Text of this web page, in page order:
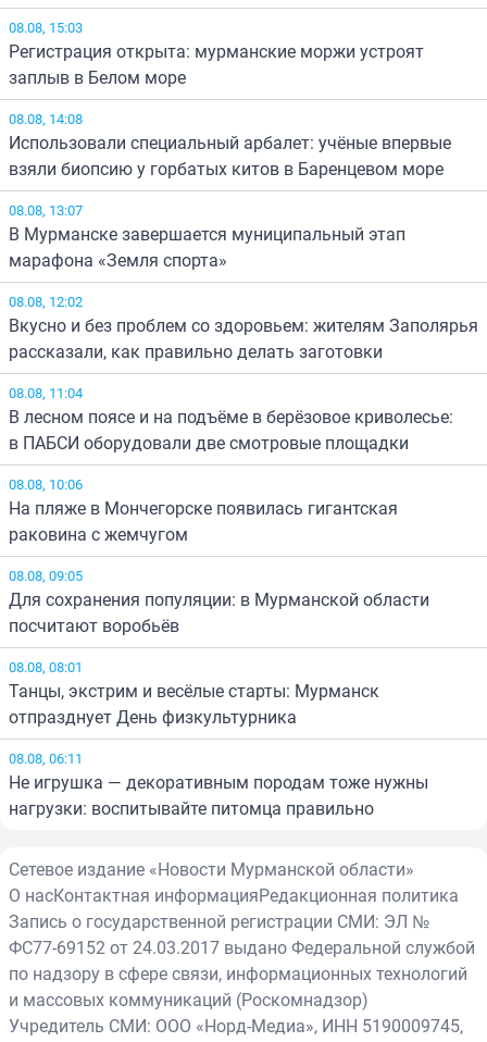
08.08, 15:03
Регистрация открыта: мурманские моржи устроят
заплыв в Белом море
08.08, 14:08
Использовали специальный арбалет: учёные впервые
взяли биопсию у горбатых китов в Баренцевом море
08.08, 13:07
В Мурманске завершается муниципальный этап
марафона «Земля спорта»
08.08, 12:02
Вкусно и без проблем со здоровьем: жителям Заполярья
рассказали, как правильно делать заготовки
08.08, 11:04
В лесном поясе и на подъёме в берёзовое криволесье:
в ПАБСИ оборудовали две смотровые площадки
08.08, 10:06
На пляже в Мончегорске появилась гигантская
раковина с жемчугом
08.08, 09:05
Для сохранения популяции: в Мурманской области
посчитают воробьёв
08.08, 08:01
Танцы, экстрим и весёлые старты: Мурманск
отпразднует День физкультурника
08.08, 06:11
Не игрушка — декоративным породам тоже нужны
нагрузки: воспитывайте питомца правильно
Сетевое издание «Новости Мурманской области»
О насКонтактная информацияРедакционная политика
Запись о государственной регистрации СМИ: ЭЛ №
ФС77-69152 от 24.03.2017 выдано Федеральной службой
по надзору в сфере связи, информационных технологий
и массовых коммуникаций (Роскомнадзор)
Учредитель СМИ: ООО «Норд-Медиа», ИНН 5190009745,